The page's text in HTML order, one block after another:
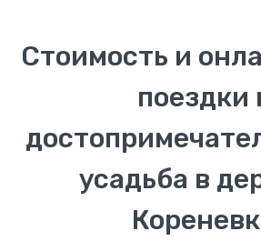
Стоимость и
поездки
усадьба в